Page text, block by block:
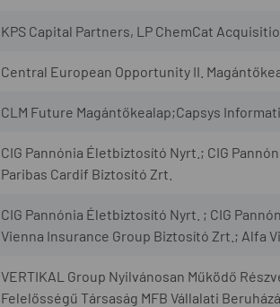
KPS Capital Partners, LP ChemCat
Central European Opportunity II.
CLM Future Magántőkealap;Capsys
CIG Pannónia Életbiztosító Nyrt.; CIG
Paribas Cardif Biztosító Zrt.
CIG Pannónia Életbiztosító Nyrt. ; CIG
Vienna Insurance Group Biztosító Zrt.; Alfa
VERTIKAL Group Nyilvánosan Működő
Felelősségű Társaság MFB Vállalati